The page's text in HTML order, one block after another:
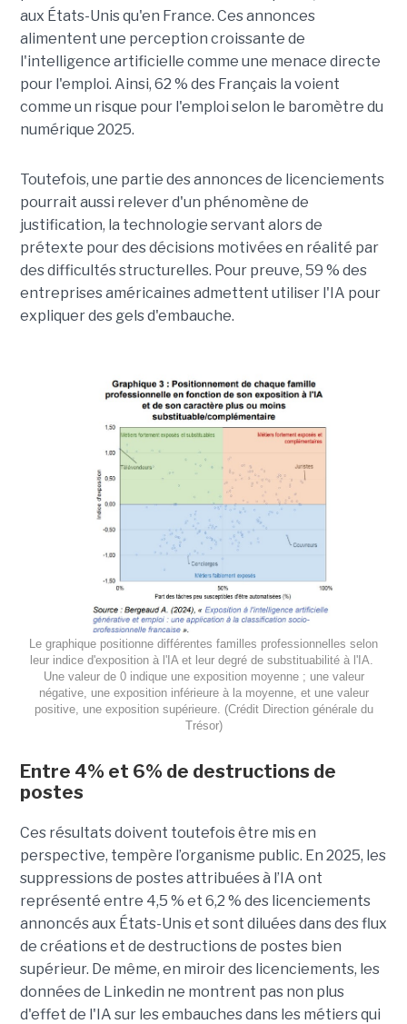
aux États-Unis qu'en France. Ces annonces
alimentent une perception croissante de
l'intelligence artificielle comme une menace directe
pour l'emploi. Ainsi, 62 % des Français la voient
comme un risque pour l'emploi selon le baromètre du
numérique 2025.
Toutefois, une partie des annonces de licenciements
pourrait aussi relever d'un phénomène de
justification, la technologie servant alors de
prétexte pour des décisions motivées en réalité par
des difficultés structurelles. Pour preuve, 59 % des
entreprises américaines admettent utiliser l'IA pour
expliquer des gels d'embauche.
Le graphique positionne différentes familles professionnelles selon
leur indice d'exposition à l'IA et leur degré de substituabilité à l'IA.
Une valeur de 0 indique une exposition moyenne ; une valeur
négative, une exposition inférieure à la moyenne, et une valeur
positive, une exposition supérieure. (Crédit Direction générale du
Trésor)
Entre 4% et 6% de destructions de
postes
Ces résultats doivent toutefois être mis en
perspective, tempère l’organisme public. En 2025, les
suppressions de postes attribuées à l’IA ont
représenté entre 4,5 % et 6,2 % des licenciements
annoncés aux États-Unis et sont diluées dans des flux
de créations et de destructions de postes bien
supérieur. De même, en miroir des licenciements, les
données de Linkedin ne montrent pas non plus
d'effet de l'IA sur les embauches dans les métiers qui